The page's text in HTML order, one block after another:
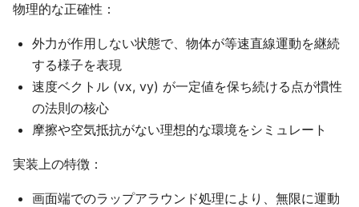
物理的な正確性：
外力が作用しない状態で、物体が等速直線運動を継続
する様子を表現
速度ベクトル (vx, vy) が一定値を保ち続ける点が慣性
の法則の核心
摩擦や空気抵抗がない理想的な環境をシミュレート
実装上の特徴：
画面端でのラップアラウンド処理により、無限に運動